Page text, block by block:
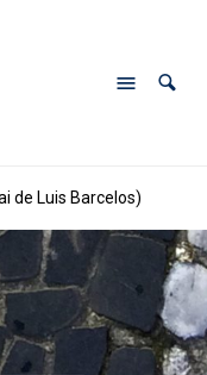
de Luis Barcelos)